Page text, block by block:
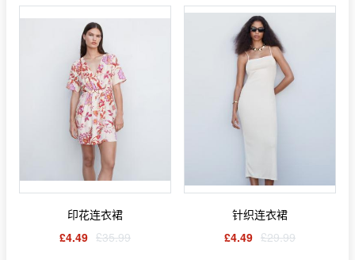
印花连衣裙
£4.49 £35.99
针织连衣裙
£4.49 £29.99